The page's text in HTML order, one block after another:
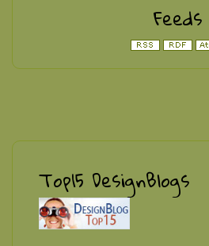
Feeds
Top15 DesignBlogs